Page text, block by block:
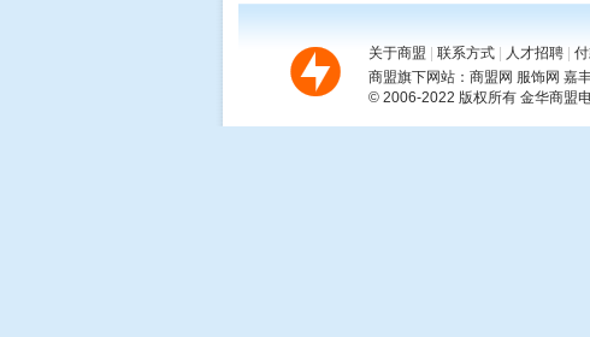
 关于商盟 联系方式| 人才招聘|
商盟旗下网站： 商盟网 服饰网 嘉
© 2006-2022 版权所有 金华商盟